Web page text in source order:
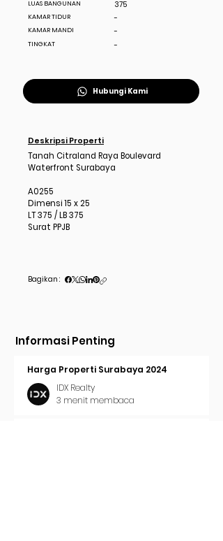
LUAS BANGUNAN
KAMAR TIDUR
KAMAR MANDI
TINGKAT
375
-
-
-
Hubungi Kami
Deskripsi Properti
Tanah Citraland Raya Boulevard
Waterfront Surabaya
A0255
Dimensi 15 x 25
LT 375 / LB 375
Surat PPJB
Bagikan :
Informasi Penting
Harga Properti Surabaya 2024
IDX Realty
3 menit membaca